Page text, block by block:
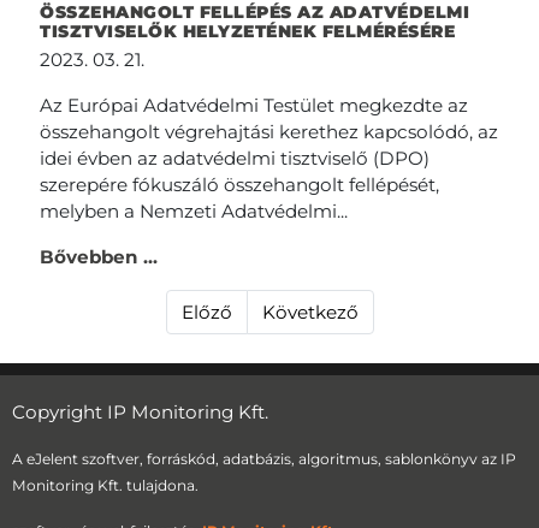
ÖSSZEHANGOLT FELLÉPÉS AZ ADATVÉDELMI
TISZTVISELŐK HELYZETÉNEK FELMÉRÉSÉRE
2023. 03. 21.
Az Európai Adatvédelmi Testület megkezdte az
összehangolt végrehajtási kerethez kapcsolódó, az
idei évben az adatvédelmi tisztviselő (DPO)
szerepére fókuszáló összehangolt fellépését,
melyben a Nemzeti Adatvédelmi...
Bővebben ...
Előző Következő
Copyright IP Monitoring Kft.
A eJelent szoftver, forráskód, adatbázis, algoritmus, sablonkönyv az IP
Monitoring Kft. tulajdona.